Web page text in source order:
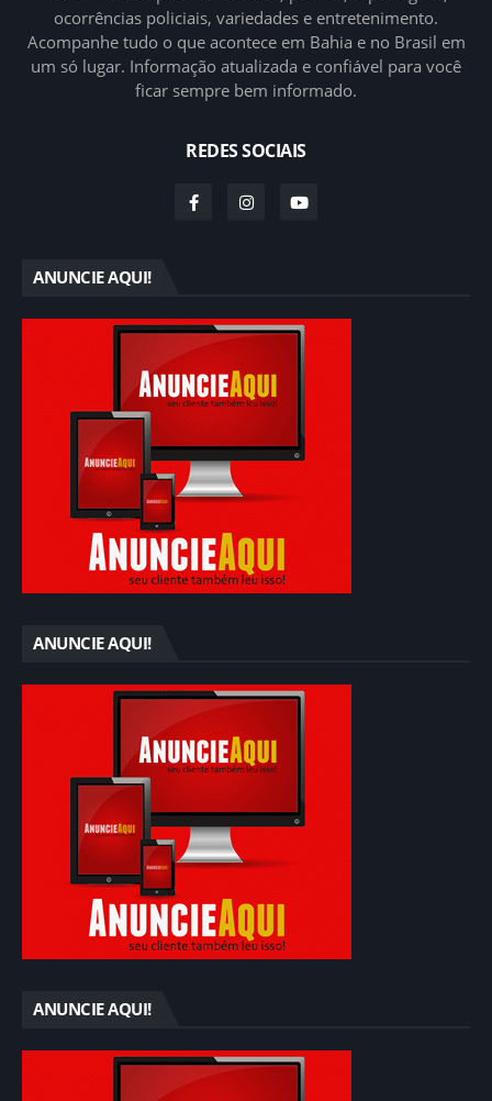
ocorrências policiais, variedades e entretenimento.
Acompanhe tudo o que acontece em Bahia e no Brasil em
um só lugar. Informação atualizada e confiável para você
ficar sempre bem informado.
REDES SOCIAIS
ANUNCIE AQUI!
ANUNCIE AQUI!
ANUNCIE AQUI!